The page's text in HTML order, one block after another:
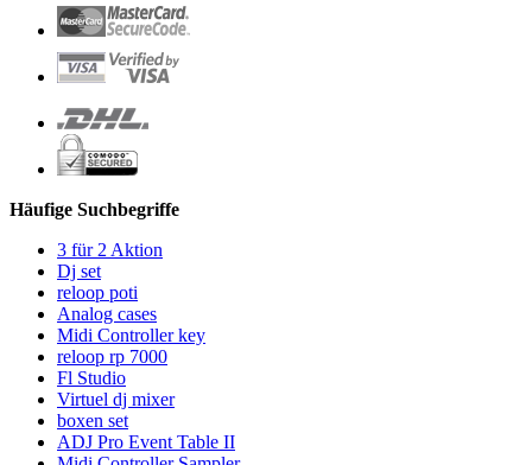
Häufige Suchbegriffe
3 für 2 Aktion
Dj set
reloop poti
Analog cases
Midi Controller key
reloop rp 7000
Fl Studio
Virtuel dj mixer
boxen set
ADJ Pro Event Table II